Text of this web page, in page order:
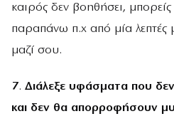
καιρός δεν βοηθήσει,
παραπάνω π.χ από μία λεπτές
μαζί σου.
7. Διάλεξε υφάσματα που
και δεν θα απορροφήσουν